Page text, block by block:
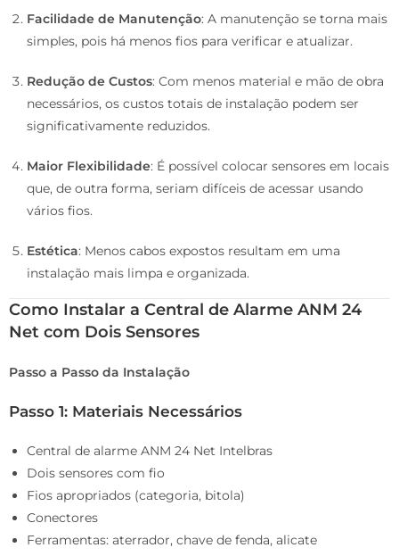
Facilidade de Manutenção: A manutenção se torna mais
simples, pois há menos fios para verificar e atualizar.
Redução de Custos: Com menos material e mão de obra
necessários, os custos totais de instalação podem ser
significativamente reduzidos.
Maior Flexibilidade: É possível colocar sensores em locais
que, de outra forma, seriam difíceis de acessar usando
vários fios.
Estética: Menos cabos expostos resultam em uma
instalação mais limpa e organizada.
Como Instalar a Central de Alarme ANM 24
Net com Dois Sensores
Passo a Passo da Instalação
Passo 1: Materiais Necessários
Central de alarme ANM 24 Net Intelbras
Dois sensores com fio
Fios apropriados (categoria, bitola)
Conectores
Ferramentas: aterrador, chave de fenda, alicate